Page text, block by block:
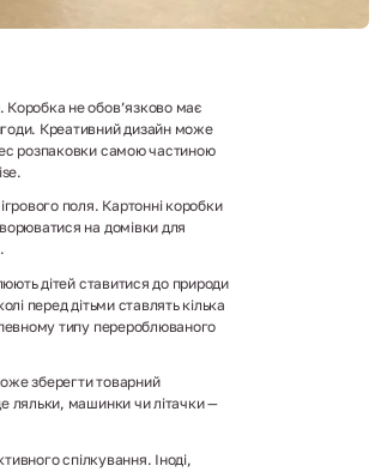
не обов’язково має
Креативний дизайн може
розпаковки самою частиною
поля. Картонні коробки
на домівки для
дітей ставитися до природи
перед дітьми ставлять кілька
типу перероблюваного
зберегти товарний
ляльки, машинки чи літачки —
спілкування. Іноді,